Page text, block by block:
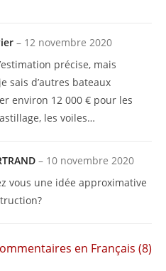
– 12 novembre 2020
précise, mais
sais d’autres bateaux
environ 12 000 € pour les
les voiles…
– 10 novembre 2020
vous une idée approximative
en Français (8)